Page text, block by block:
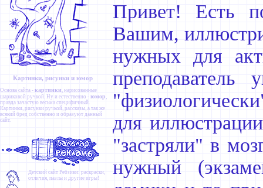
Картинки, рисунки и юмор
Основа сайта - картинки , нарисованные
шариковой ручкой. Ну и естественно - юмор ,
правда зачастую весьма специфичный.
Картинки, рисунки ручкой, рассказы, а так же
всякий бред собственно и образуют данный
сайт.
Детский сайт Ребзики: раскраски,
отличия, пазлы и другие игры!
Привет! Есть
Вашим,
нужных для
преподаватель
для
"застряли" в
нужный